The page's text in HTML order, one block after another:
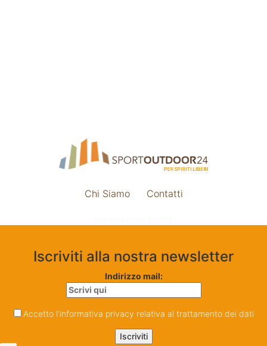
Chi Siamo Contatti
Iscriviti alla nostra newsletter
Indirizzo mail:
Accetto l'informativa privacy relativa al trattamento dei dati